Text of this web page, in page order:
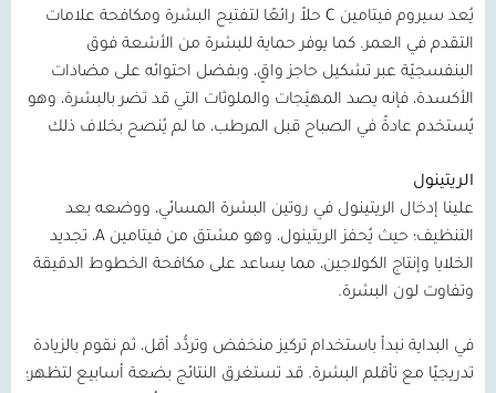
يُعد سيروم فيتامين C حلاً رائعًا لتفتيح البشرة ومكافحة علامات
التقدم في العمر. كما يوفر حماية للبشرة من الأشعة فوق
البنفسجيّة عبر تشكيل حاجز واقٍ، وبفضل احتوائه على مضادات
الأكسدة، فإنه يصد المهيّجات والملوثات التي قد تضر بالبشرة، وهو
يُستخدم عادةً في الصباح قبل المرطب، ما لم يُنصح بخلاف ذلك
الريتينول
علينا إدخال الريتينول في روتين البشرة المسائي، ووضعه بعد
التنظيف؛ حيث يُحفز الريتينول، وهو مشتق من فيتامين A، تجديد
الخلايا وإنتاج الكولاجين، مما يساعد على مكافحة الخطوط الدقيقة
وتفاوت لون البشرة.
في البداية نبدأ باستخدام تركيز منخفض وتردُّد أقل، ثم نقوم بالزيادة
تدريجيًا مع تأقلم البشرة. قد تستغرق النتائج بضعة أسابيع لتظهر؛